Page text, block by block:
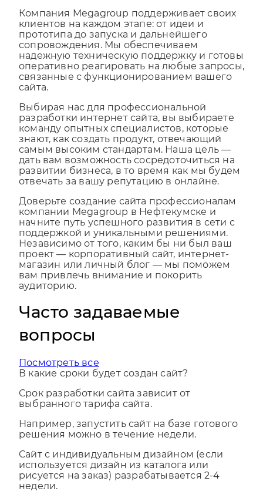
Компания Megagroup поддерживает своих
клиентов на каждом этапе: от идеи и
прототипа до запуска и дальнейшего
сопровождения. Мы обеспечиваем
надежную техническую поддержку и готовы
оперативно реагировать на любые запросы,
связанные с функционированием вашего
Выбирая нас для профессиональной
разработки интернет сайта, вы выбираете
команду опытных специалистов, которые
знают, как создать продукт, отвечающий
самым высоким стандартам. Наша цель —
дать вам возможность сосредоточиться на
развитии бизнеса, в то время как мы будем
Доверьте создание сайта профессионалам
компании Megagroup в Нефтекумске и
начните путь успешного развития в сети с
поддержкой и уникальными решениями.
Независимо от того, каким бы ни был ваш
проект — корпоративный сайт, интернет-
магазин или личный блог — мы поможем
вам привлечь внимание и покорить
Часто задаваемые
вопросы
Посмотреть все
Срок разработки сайта зависит от
Например, запустить сайт на базе готового
Сайт с индивидуальным дизайном (если
используется дизайн из каталога или
рисуется на заказ) разрабатывается 2-4